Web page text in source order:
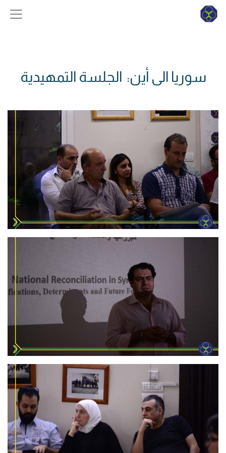
سوريا الى أين: الجلسة التمهيدية